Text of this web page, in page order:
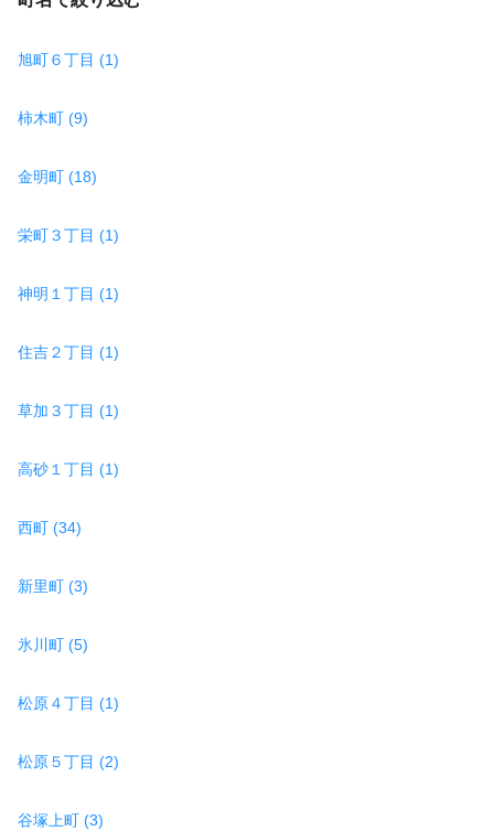
旭町６丁目 (1)
柿木町 (9)
金明町 (18)
栄町３丁目 (1)
神明１丁目 (1)
住吉２丁目 (1)
草加３丁目 (1)
高砂１丁目 (1)
西町 (34)
新里町 (3)
氷川町 (5)
松原４丁目 (1)
松原５丁目 (2)
谷塚上町 (3)